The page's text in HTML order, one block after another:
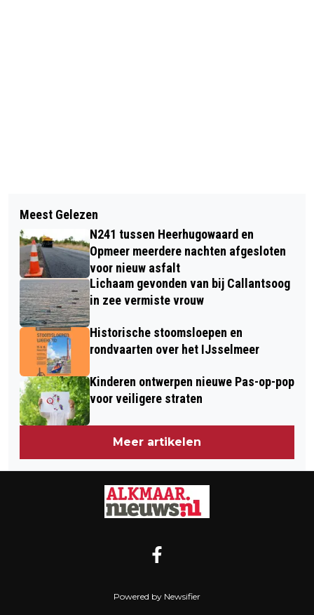
TRADITIE GERED: SBS6 NEEMT
STOKJE VAN NOS OVER EN ZENDT
SCHANSSPRINGEN OP
NIEUWJAARSDAG
NEDERLANDERS HEBBEN VOOR
RECORDBEDRAG VUURWERK GEKOCHT
Meest Gelezen
N241 tussen Heerhugowaard en
Opmeer meerdere nachten afgesloten
voor nieuw asfalt
Lichaam gevonden van bij Callantsoog
in zee vermiste vrouw
Historische stoomsloepen en
rondvaarten over het IJsselmeer
Kinderen ontwerpen nieuwe Pas-op-pop
voor veiligere straten
Meer artikelen
Powered by Newsifier